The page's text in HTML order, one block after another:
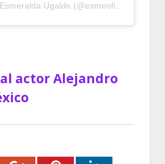
Esmeralda Ugalde (@esmeoficial) on
actor Alejandro